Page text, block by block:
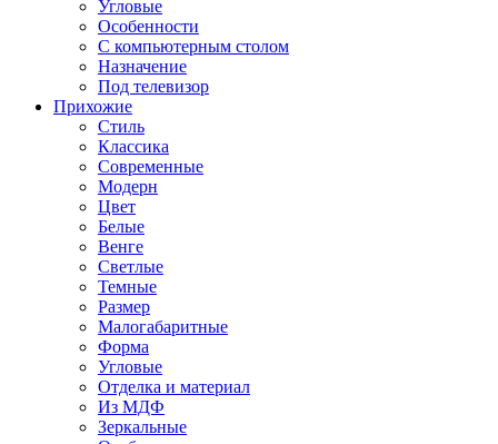
Угловые
Особенности
С компьютерным столом
Назначение
Под телевизор
Прихожие
Стиль
Классика
Современные
Модерн
Цвет
Белые
Венге
Светлые
Темные
Размер
Малогабаритные
Форма
Угловые
Отделка и материал
Из МДФ
Зеркальные